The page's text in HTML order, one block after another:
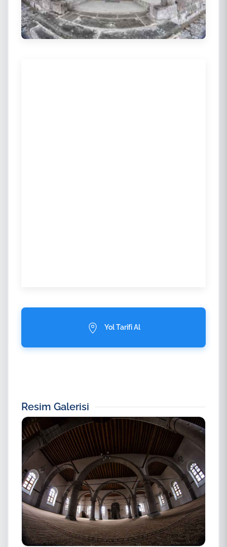
Yol Tarifi Al
Resim Galerisi